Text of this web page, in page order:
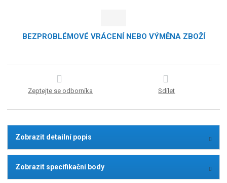
BEZPROBLÉMOVÉ VRÁCENÍ NEBO VÝMĚNA ZBOŽÍ
Zeptejte se odborníka Sdílet
Zobrazit detailní popis
Zobrazit specifikační body